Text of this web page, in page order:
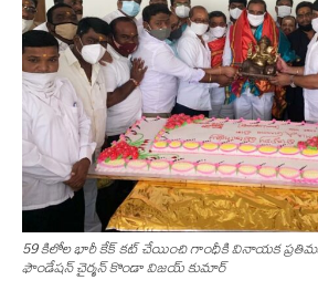
59 కిలోల భారీ కేక్ కట్ చేయించి గాంధీకి వినాయక
ఫౌండేషన్ చైర్మన్ కొండా విజయ్ కుమార్